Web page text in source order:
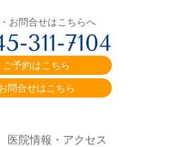
お問合せはこちらへ
311-7104
ご予約はこちら
問合せはこちら
医院情報・アクセス